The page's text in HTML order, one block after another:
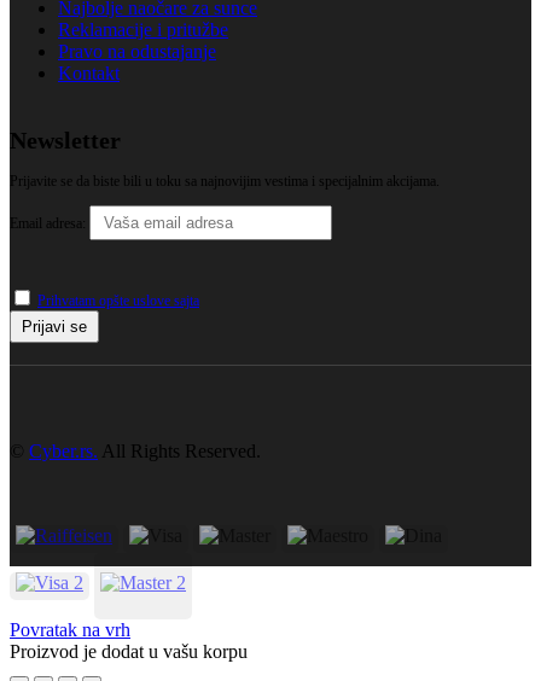
Najbolje naočare za sunce
Reklamacije i pritužbe
Pravo na odustajanje
Kontakt
Newsletter
Prijavite se da biste bili u toku sa najnovijim vestima i specijalnim akcijama.
Email adresa:
Prihvatam opšte uslove sajta
© Cyber.rs. All Rights Reserved.
Povratak na vrh
Proizvod je dodat u vašu korpu